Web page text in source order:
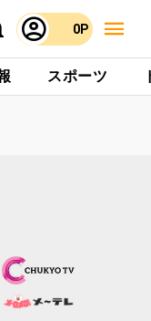
0P
スポーツ